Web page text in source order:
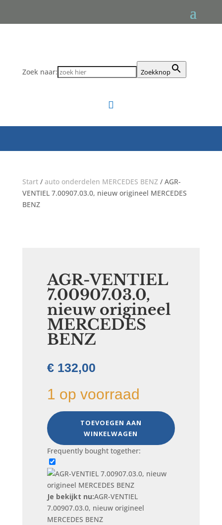
Zoek naar: Zoekknop

Start/ auto onderdelen MERCEDES BENZ/ AGR-
VENTIEL 7.00907.03.0, nieuw origineel MERCEDES
BENZ
AGR-VENTIEL
7.00907.03.0,
nieuw origineel
MERCEDES
BENZ
€132,00
1 op voorraad
AGR-
VENTIEL
7.00907.03.0,
nieuw
origineel
MERCEDES
BENZ
aantal
TOEVOEGEN AAN
WINKELWAGEN
Frequently bought together:
Je bekijkt nu:AGR-VENTIEL
7.00907.03.0, nieuw origineel
MERCEDES BENZ